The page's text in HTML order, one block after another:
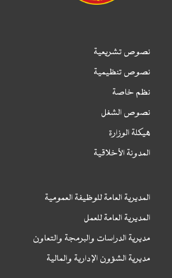
نصوص تشريعية
نصوص تنظيمية
نظم خاصة
نصوص الشغل
هيكلة الوزارة
المدونة الأخلاقية
المديرية العامة للوظيفة العمومية
المديرية العامة للعمل
مديرية الدراسات والبرمجة والتعاون
مديرية الشؤون الإدارية والمالية